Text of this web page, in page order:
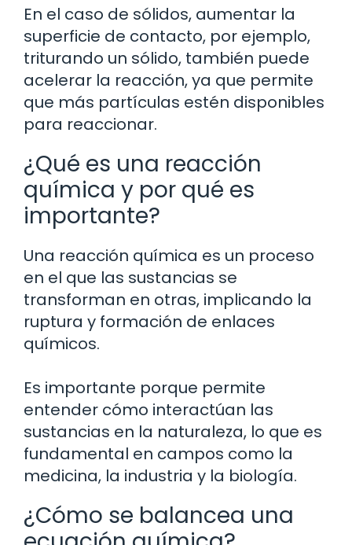
En el caso de sólidos, aumentar la
superficie de contacto, por ejemplo,
triturando un sólido, también puede
acelerar la reacción, ya que permite
que más partículas estén disponibles
para reaccionar.
¿Qué es una reacción
química y por qué es
importante?
Una reacción química es un proceso
en el que las sustancias se
transforman en otras, implicando la
ruptura y formación de enlaces
químicos.
Es importante porque permite
entender cómo interactúan las
sustancias en la naturaleza, lo que es
fundamental en campos como la
medicina, la industria y la biología.
¿Cómo se balancea una